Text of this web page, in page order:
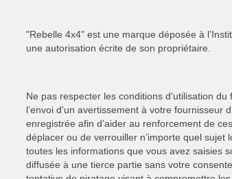
"Rebelle 4x4" est une marque déposée à
une autorisation écrite de son propriétaire.
Ne pas respecter les conditions d'utilisation
l’envoi d’un avertissement à votre fournisseur
enregistrée afin d’aider au renforcement de
déplacer ou de verrouiller n’importe quel sujet
toutes les informations que vous avez saisies
diffusée à une tierce partie sans votre